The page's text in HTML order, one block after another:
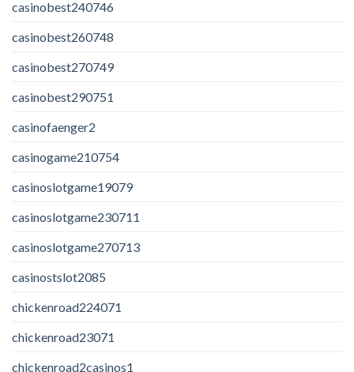
casinobest240746
casinobest260748
casinobest270749
casinobest290751
casinofaenger2
casinogame210754
casinoslotgame19079
casinoslotgame230711
casinoslotgame270713
casinostslot2085
chickenroad224071
chickenroad23071
chickenroad2casinos1